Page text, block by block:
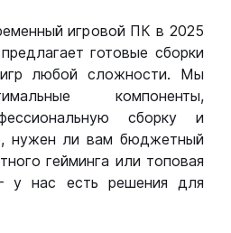
игровой ПК в 2025
готовые сборки
любой сложности. Мы
компоненты,
сборку и
нужен ли вам бюджетный
гейминга или топовая
нас есть решения для